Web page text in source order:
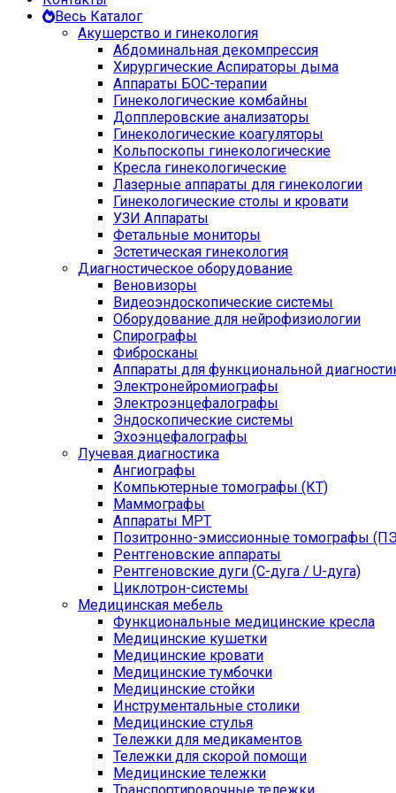
Весь Каталог
Акушерство и гинекология
Абдоминальная декомпрессия
Хирургические Аспираторы дыма
Аппараты БОС-терапии
Гинекологические комбайны
Допплеровские анализаторы
Гинекологические коагуляторы
Кольпоскопы гинекологические
Кресла гинекологические
Лазерные аппараты для гинекологии
Гинекологические столы и кровати
УЗИ Аппараты
Фетальные мониторы
Эстетическая гинекология
Диагностическое оборудование
Веновизоры
Видеоэндоскопические системы
Оборудование для нейрофизиологии
Спирографы
Фибросканы
Аппараты для функциональной
Электронейромиографы
Электроэнцефалографы
Эндоскопические системы
Эхоэнцефалографы
Лучевая диагностика
Ангиографы
Компьютерные томографы (КТ)
Маммографы
Аппараты МРТ
Позитронно-эмиссионные томографы
Рентгеновские аппараты
Рентгеновские дуги (С-дуга / U-дуга)
Циклотрон-системы
Медицинская мебель
Функциональные медицинские кресла
Медицинские кушетки
Медицинские кровати
Медицинские тумбочки
Медицинские стойки
Инструментальные столики
Медицинские стулья
Тележки для медикаментов
Тележки для скорой помощи
Медицинские тележки